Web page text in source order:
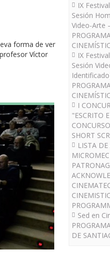
forma de ver
Víctor
IX
Sesión
Video-Arte
IX
Sesión
I
"ESCRITO
SHORT
LISTA
Sed en
DE